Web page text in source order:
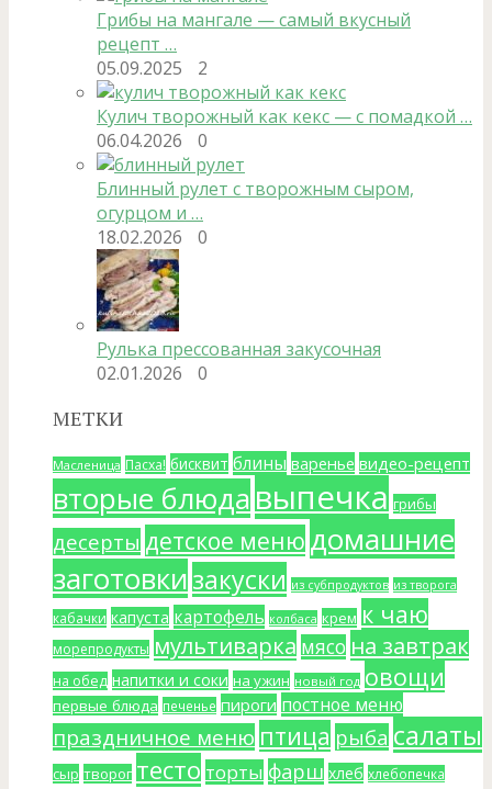
Грибы на мангале — самый вкусный
рецепт …
05.09.2025
2
Кулич творожный как кекс — с помадкой …
06.04.2026
0
Блинный рулет с творожным сыром,
огурцом и …
18.02.2026
0
Рулька прессованная закусочная
02.01.2026
0
МЕТКИ
Масленица Пасха! бисквит блины варенье видео-рецепт
вторые блюдавыпечка грибы
десерты детское меню домашние
заготовкизакуски из субпродуктов из творога
кабачки капуста картофель колбаса крем к чаю
морепродукты мультиварка мясо на завтрак
на обед напитки и соки на ужин новый год овощи
первые блюда печенье пироги постное меню
праздничное меню птица рыба салаты
сыр творог тесто торты фарш хлеб хлебопечка